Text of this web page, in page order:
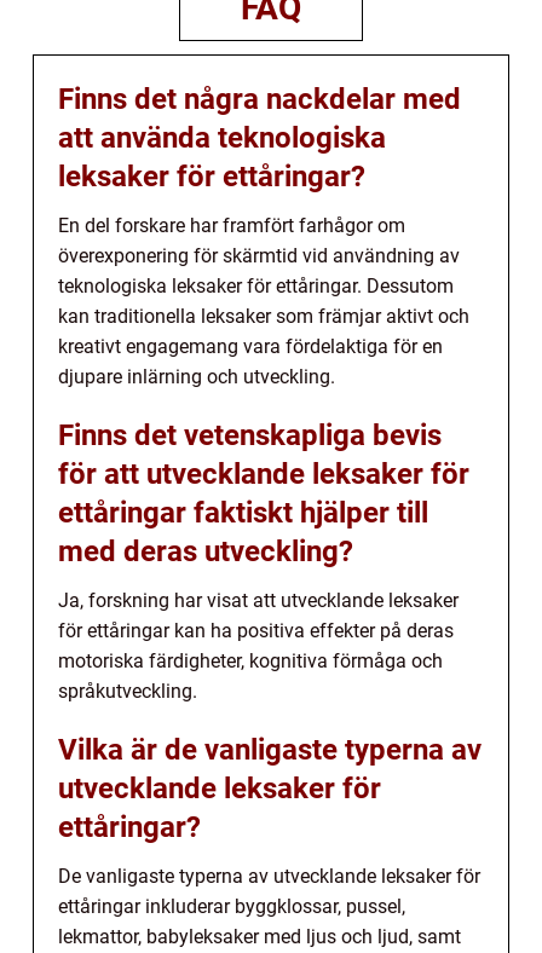
Finns det några nackdelar med
att använda teknologiska
leksaker för ettåringar?
En del forskare har framfört farhågor om
överexponering för skärmtid vid användning av
teknologiska leksaker för ettåringar. Dessutom
kan traditionella leksaker som främjar aktivt och
kreativt engagemang vara fördelaktiga för en
djupare inlärning och utveckling.
Finns det vetenskapliga bevis
för att utvecklande leksaker för
ettåringar faktiskt hjälper till
med deras utveckling?
Ja, forskning har visat att utvecklande leksaker
för ettåringar kan ha positiva effekter på deras
motoriska färdigheter, kognitiva förmåga och
språkutveckling.
Vilka är de vanligaste typerna av
utvecklande leksaker för
ettåringar?
De vanligaste typerna av utvecklande leksaker för
ettåringar inkluderar byggklossar, pussel,
lekmattor, babyleksaker med ljus och ljud, samt